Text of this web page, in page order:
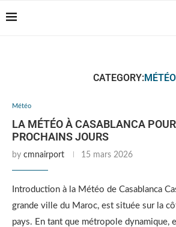
CATEGORY:MÉTÉO
Météo
LA MÉTÉO À CASABLANCA
PROCHAINS JOURS
by cmnairport 15 mars 2026
Introduction à la Météo de Casablanca
grande ville du Maroc, est située sur la
pays. En tant que métropole dynamique,